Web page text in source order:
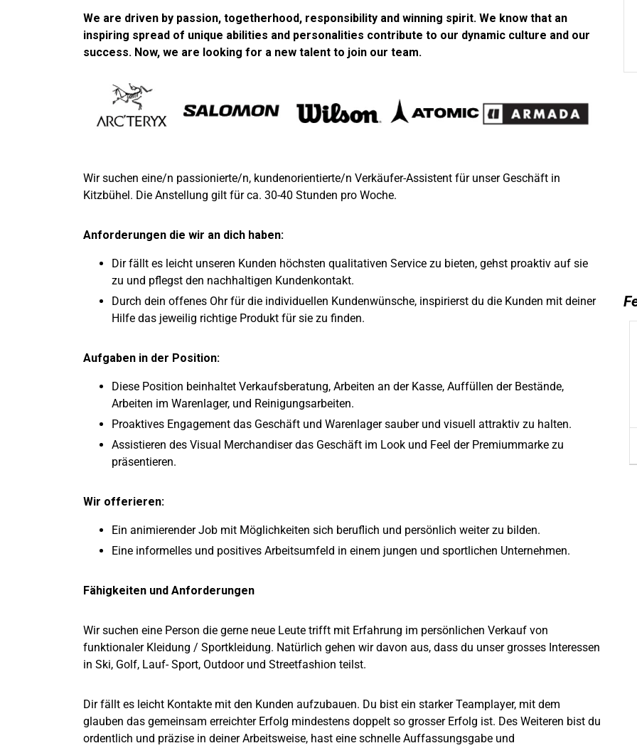
We are driven by passion, togetherhood, responsibility and winning spirit. We know that an
inspiring spread of unique abilities and personalities contribute to our dynamic culture and our
success. Now, we are looking for a new talent to join our team.
Wir suchen eine/n passionierte/n, kundenorientierte/n Verkäufer-Assistent für unser Geschäft in
Kitzbühel. Die Anstellung gilt für ca. 30-40 Stunden pro Woche.
Anforderungen die wir an dich haben:
Dir fällt es leicht unseren Kunden höchsten qualitativen Service zu bieten, gehst proaktiv auf sie
zu und pflegst den nachhaltigen Kundenkontakt.
Durch dein offenes Ohr für die individuellen Kundenwünsche, inspirierst du die Kunden mit deiner
Hilfe das jeweilig richtige Produkt für sie zu finden.
Aufgaben in der Position:
Diese Position beinhaltet Verkaufsberatung, Arbeiten an der Kasse, Auffüllen der Bestände,
Arbeiten im Warenlager, und Reinigungsarbeiten.
Proaktives Engagement das Geschäft und Warenlager sauber und visuell attraktiv zu halten.
Assistieren des Visual Merchandiser das Geschäft im Look und Feel der Premiummarke zu
präsentieren.
Wir offerieren:
Ein animierender Job mit Möglichkeiten sich beruflich und persönlich weiter zu bilden.
Eine informelles und positives Arbeitsumfeld in einem jungen und sportlichen Unternehmen.
Fähigkeiten und Anforderungen
Wir suchen eine Person die gerne neue Leute trifft mit Erfahrung im persönlichen Verkauf von
funktionaler Kleidung / Sportkleidung. Natürlich gehen wir davon aus, dass du unser grosses Interessen
in Ski, Golf, Lauf- Sport, Outdoor und Streetfashion teilst.
Dir fällt es leicht Kontakte mit den Kunden aufzubauen. Du bist ein starker Teamplayer, mit dem
glauben das gemeinsam erreichter Erfolg mindestens doppelt so grosser Erfolg ist. Des Weiteren bist du
ordentlich und präzise in deiner Arbeitsweise, hast eine schnelle Auffassungsgabe und